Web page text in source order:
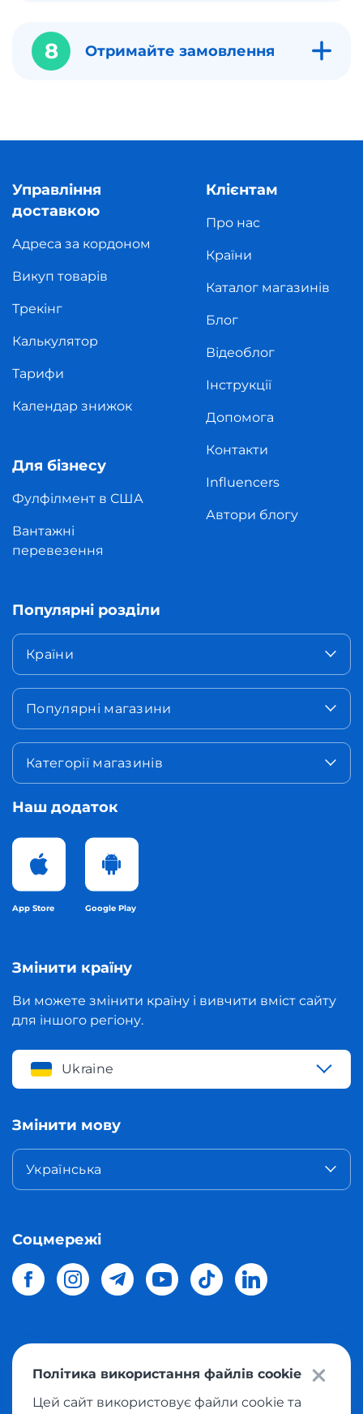
8 Отримайте замовлення
Управління
доставкою
Адреса за кордоном
Викуп товарів
Трекінг
Калькулятор
Тарифи
Календар знижок
Для бізнесу
Фулфілмент в США
Вантажні
перевезення
Клієнтам
Про нас
Країни
Каталог магазинів
Блог
Відеоблог
Інструкції
Допомога
Контакти
Influencers
Автори блогу
Популярні розділи
Країни
Популярні магазини
Категорії магазинів
Наш додаток
App Store Google Play
Змінити країну
Ви можете змінити країну і вивчити вміст сайту
для іншого регіону.
Ukraine
Змінити мову
Українська
Соцмережі
магазинів світу в Україну.Всі права захищені
Політика використання файлів cookie
Цей сайт використовує файли cookie та